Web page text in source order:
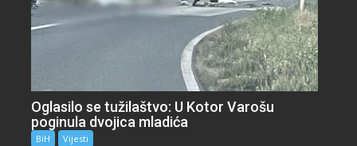
Oglasilo se tužilaštvo: U Kotor Varošu
poginula dvojica mladića
BiH Vijesti